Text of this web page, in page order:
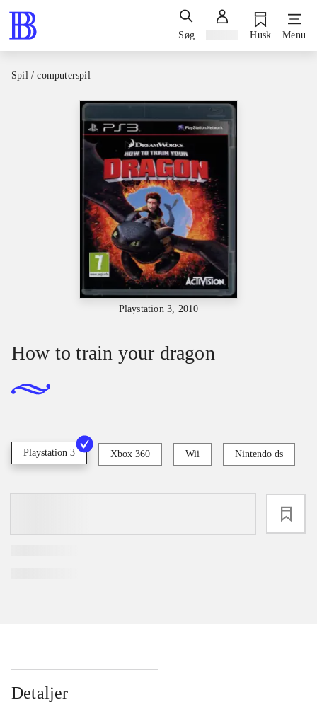
Søg Husk Menu
Spil / computerspil
Playstation 3, 2010
How to train your dragon
Playstation 3 Xbox 360 Wii Nintendo ds
Detaljer